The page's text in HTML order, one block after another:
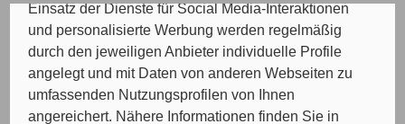
Einsatz der Dienste für Social Media-Interaktionen
und personalisierte Werbung werden regelmäßig
durch den jeweiligen Anbieter individuelle Profile
angelegt und mit Daten von anderen Webseiten zu
umfassenden Nutzungsprofilen von Ihnen
angereichert. Nähere Informationen finden Sie in
Ihre Nachricht